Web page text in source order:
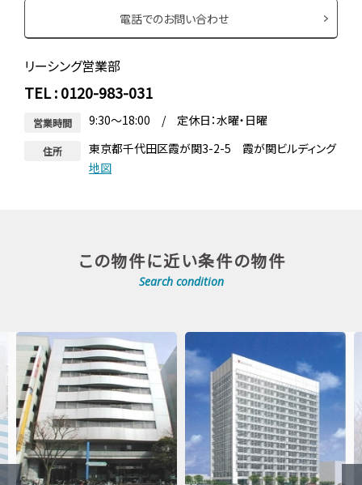
電話でのお問い合わせ
リーシング営業部
TEL : 0120-983-031
営業時間 9:30～18:00 / 定休日：水曜・日曜
住所
東京都千代田区霞が関3-2-5 霞が関ビルディング
地図
この物件に近い条件の物件
Search condition